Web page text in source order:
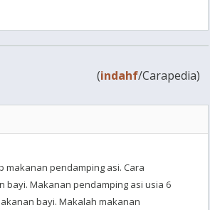
(indahf/Carapedia)
makanan pendamping asi. Cara
bayi. Makanan pendamping asi usia 6
bayi. Makalah makanan